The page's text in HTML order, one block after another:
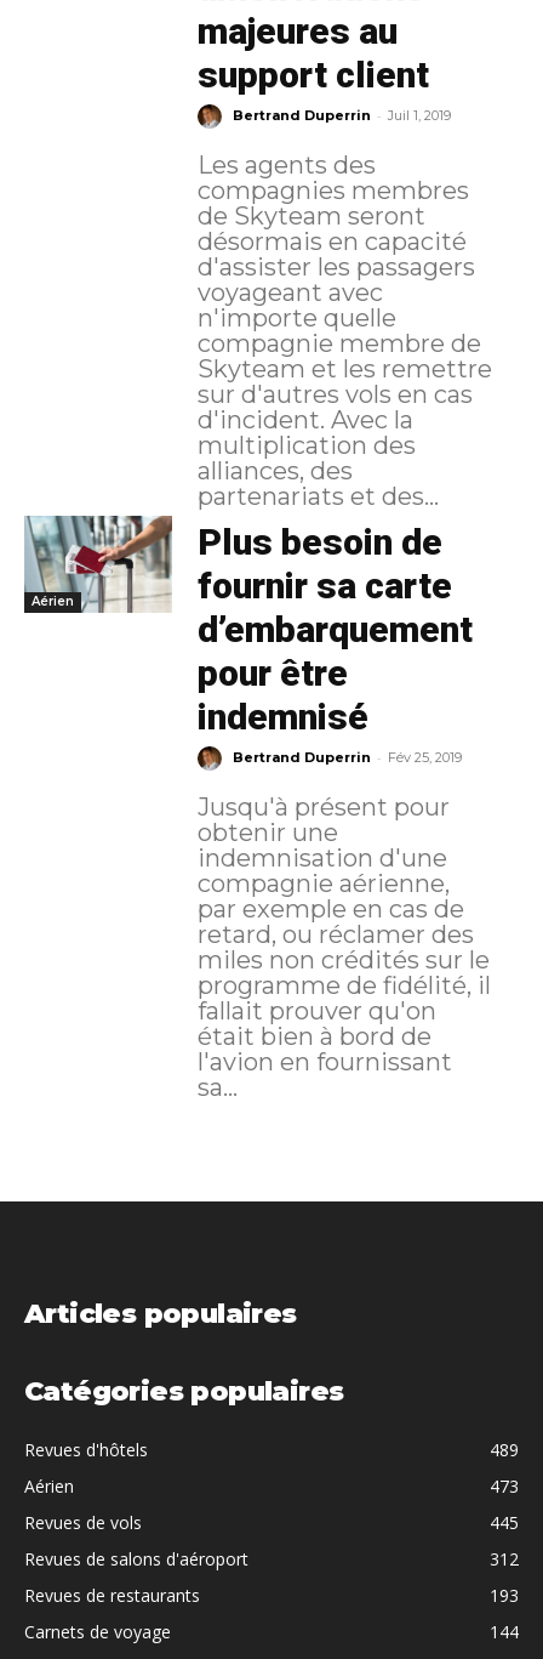
majeures au
support client
Bertrand Duperrin - Juil 1, 2019
Les agents des
compagnies membres
de Skyteam seront
désormais en capacité
d'assister les passagers
voyageant avec
n'importe quelle
compagnie membre de
Skyteam et les remettre
sur d'autres vols en cas
d'incident. Avec la
multiplication des
alliances, des
partenariats et des...
Aérien
Plus besoin de
fournir sa carte
d’embarquement
pour être
indemnisé
Bertrand Duperrin - Fév 25, 2019
Jusqu'à présent pour
obtenir une
indemnisation d'une
compagnie aérienne,
par exemple en cas de
retard, ou réclamer des
miles non crédités sur le
programme de fidélité, il
fallait prouver qu'on
était bien à bord de
l'avion en fournissant
sa...
Articles populaires
Catégories populaires
Revues d'hôtels
489
Aérien
473
Revues de vols
445
Revues de salons d'aéroport
312
Revues de restaurants
193
Carnets de voyage
144